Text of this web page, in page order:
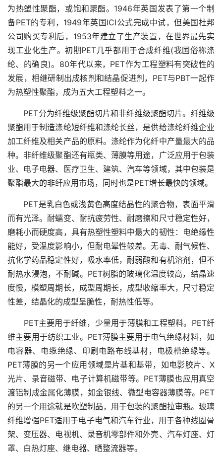
为热塑性聚酯，或饱和聚酯。1946年英国发表了第一个制
备PET的专利，1949年英国ICI公式完成中试，但美国杜邦
公司购买专利后，1953年建立了生产装置，在世界最先实
现工业化生产。初期PET几乎都用于合成纤维(我国俗称涤
纶、的确良)。80年代以来，PET作为工程塑料有突破性的
发展，相继研制出成核剂和结晶促进剂，PET与PBT一起作
为热塑性聚酯，成为五大工程塑料之一。
PET分为纤维级聚酯切片和非纤维级聚酯切片。纤维级
聚酯用于制造涤纶短纤维和涤纶长丝，是供给涤纶纤维企业
加工纤维及相关产品的原料。涤纶作为化纤中产量最大的品
种。非纤维级聚酯还有瓶类、薄膜等用途，广泛应用于包装
业、电子电器、医疗卫生、建筑、汽车等领域，其中包装是
聚酯最大的非纤应用市场，同时也是PET增长最快的领域。
PET是乳白色或浅黄色高度结晶性的聚合物，表面平滑
而有光泽。耐蠕变、耐抗疲劳性、耐磨擦和尺寸稳定性好，
磨耗小而硬度高，具有热塑性塑料中最大的韧性：电绝缘性
能好，受温度影响小，但耐电晕性较差。无毒、耐气候性、
抗化学药品稳定性好，吸水率低，耐弱酸和有机溶剂，但不
耐热水浸泡，不耐碱。PET树脂的玻璃化温度较高，结晶速
度慢，模塑周期长，成型周期长，成型收缩率大，尺寸稳定
性差，结晶化的成型呈脆性，耐热性低等。
PET主要用于纤维，少量用于薄膜和工程塑料。PET纤
维主要用于纺织工业。PET薄膜主要用于电气绝缘材料，如
电容器、电缆绝缘、印刷电路布线基材，电极槽绝缘等。
PET薄膜的另一个应用领域是片基和基带，如电影胶片、X
光片、录音磁带、电子计算机磁带等。PET薄膜也应用真空
渡铝制成金属化薄膜，如金银线、微型电容器薄膜等。PET
的另一个用途就是吹塑制品，用于包装的聚酯拉审瓶。玻璃
纤维增强PET适用于电子电气和汽车行业，用于各种线圈骨
架、变压器、电视机、录音机零部件和外壳、汽车灯座、灯
罩、白热灯座、继电器、晒整流器等。